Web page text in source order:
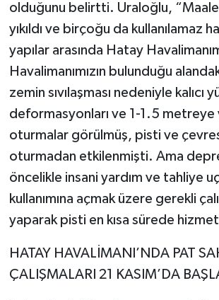
olduğunu belirtti. Uraloğlu,
yıkıldı ve birçoğu da kullanılamaz
yapılar arasında Hatay
Havalimanımızın bulunduğu
zemin sıvılaşması nedeniyle kalıcı
deformasyonları ve 1-1.5 metreye
oturmalar görülmüş, pisti ve
oturmadan etkilenmişti. Ama
öncelikle insani yardım ve tahliye
kullanımına açmak üzere gerekli
yaparak pisti en kısa sürede
HATAY HAVALİMANI’NDA PAT
ÇALIŞMALARI 21 KASIM’DA